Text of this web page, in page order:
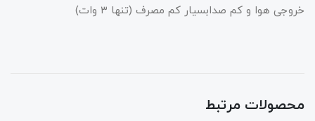
خروجی هوا و کم صدابسیار کم مصرف (تنها ۳ وات)
محصولات مرتبط